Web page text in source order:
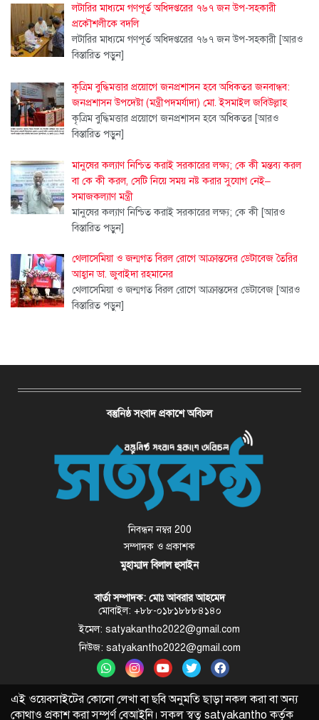
লটারির মাধ্যমে গণপূর্ত অধিদপ্তরের ৭৬৭ জন উপ-সহকারী
প্রকৌশলীকে বদলি
লটারির মাধ্যমে গণপূর্ত অধিদপ্তরের ৭৬৭ জন উপ-সহকারী [আরও
বিস্তারিত পড়ুন]
কৃত্রিম বুদ্ধিমত্তার প্রয়োগে জনপ্রশাসন হবে অধিকতর জনবান্ধব:
জনপ্রশাসন উপদেষ্টা (মন্ত্রীপদমর্যাদা) মো. ইসমাইল জবিউল্লাহ
কৃত্রিম বুদ্ধিমত্তার প্রয়োগে জনপ্রশাসন হবে অধিকতর [আরও
বিস্তারিত পড়ুন]
মানুষের কল্যাণ নিশ্চিত করাই সরকারের লক্ষ্য; কে কী মন্তব্য করল
বা কে কী করল, সেটি নিয়ে সময় নষ্ট করার সুযোগ নেই–
সমাজকল্যাণ মন্ত্রী
মানুষের কল্যাণ নিশ্চিত করাই সরকারের লক্ষ্য; কে কী [আরও
বিস্তারিত পড়ুন]
থেলাসেমিয়া ও জন্মগত বিরল রোগে আক্রান্তদের ডেটাবেজ তৈরির
আহ্বান ডা. জুবাইদা রহমানের
থেলাসেমিয়া ও জন্মগত বিরল রোগে আক্রান্তদের ডেটাবেজ [আরও
বিস্তারিত পড়ুন]
বস্তুনিষ্ঠ সংবাদ প্রকাশে অবিচল
নিবন্ধন নম্বর 200
সম্পাদক ও প্রকাশক
মুহাম্মাদ বিলাল হুসাইন
বার্তা সম্পাদক: মোঃ আবরার আহমেদ
মোবাইল: +৮৮-০১৮১৮৮৮৪১৪০
ইমেল: satyakantho2022@gmail.com
নিউজ: satyakantho2022@gmail.com
এই ওয়েবসাইটের কোনো লেখা বা ছবি অনুমতি ছাড়া নকল করা বা অন্য
কোথাও প্রকাশ করা সম্পূর্ণ বেআইনি। সকল স্বত্ব satyakantho কর্তৃক